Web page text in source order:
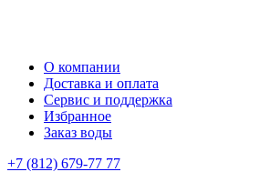
О компании
Доставка и оплата
Сервис и поддержка
Избранное
Заказ воды
+7 (812) 679-77 77